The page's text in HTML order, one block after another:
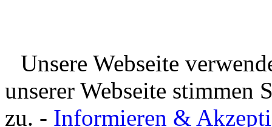
Unsere Webseite
unserer Webseite stimmen
zu. - Informieren &